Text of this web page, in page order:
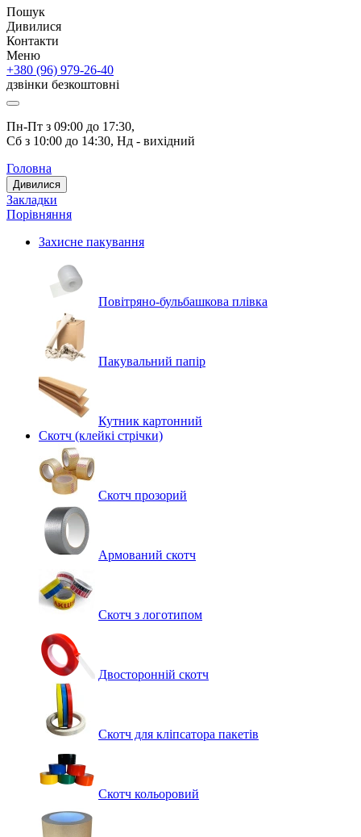
Пошук
Дивилися
Контакти
Меню
+380 (96) 979-26-40
дзвінки безкоштовні
Пн-Пт з 09:00 до 17:30,
Сб з 10:00 до 14:30, Нд - вихідний
Головна
Дивилися
Закладки
Порівняння
Захисне пакування
Повітряно-бульбашкова плівка
Пакувальний папір
Кутник картонний
Скотч (клейкі стрічки)
Скотч прозорий
Армований скотч
Скотч з логотипом
Двосторонній скотч
Скотч для кліпсатора пакетів
Скотч кольоровий